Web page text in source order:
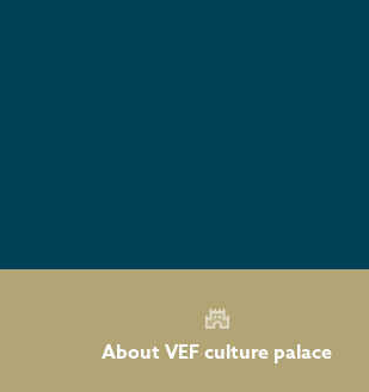
About VEF culture palace